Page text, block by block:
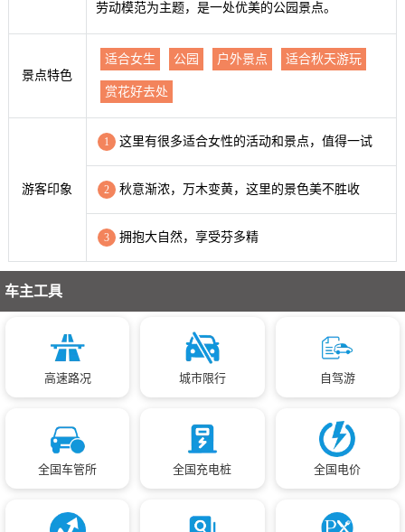
劳动模范为主题，是一处优美的公园景点。
景点特色
适合女生 公园 户外景点 适合秋天游玩
赏花好去处
游客印象
1 这里有很多适合女性的活动和景点，值得一试
2 秋意渐浓，万木变黄，这里的景色美不胜收
3 拥抱大自然，享受芬多精
车主工具
高速路况 城市限行 自驾游
全国车管所 全国充电桩 全国电价